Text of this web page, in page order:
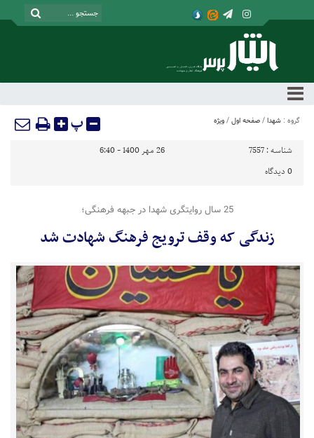
گروه : شهدا / صفحه اول / ویژه پ
شناسه : 7557
26 مهر 1400 - 6:40
0 دیدگاه
25 سال روایتگری شهدا در جبهه فرهنگی؛
زندگی که وقف ترویج فرهنگ شهادت شد